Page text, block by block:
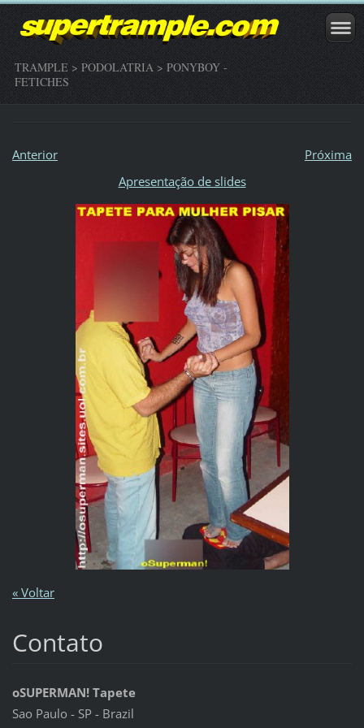
TRAMPLE > PODOLATRIA > PONYBOY -
FETICHES
Anterior
Próxima
Apresentação de slides
« Voltar
Contato
oSUPERMAN! Tapete
Sao Paulo - SP - Brazil